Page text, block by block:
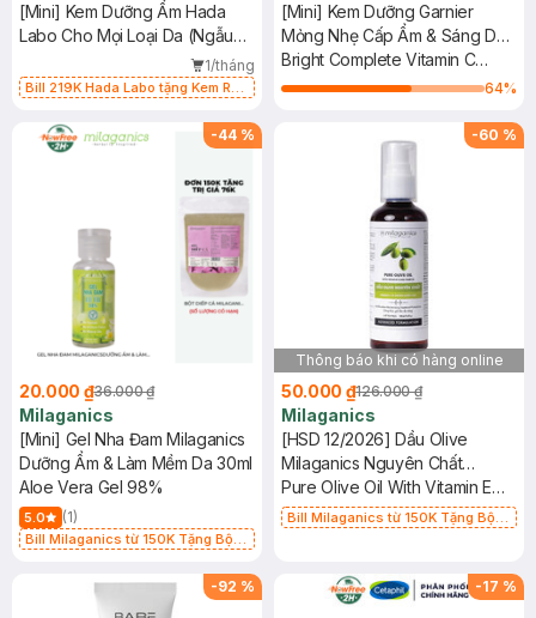
[Mini] Kem Dưỡng Ẩm Hada
Labo Cho Mọi Loại Da (Ngẫu
1/tháng
Bill 219K Hada Labo tặng Kem Rửa
[Mini] Kem Dưỡng Garnier
Mỏng Nhẹ Cấp Ẩm & Sáng Da
20ml
Bright Complete Vitamin C
Water-Gel
64%
-44 %
20.000 ₫36.000 ₫
Milaganics
[Mini] Gel Nha Đam Milaganics
Dưỡng Ẩm & Làm Mềm Da 30ml
Aloe Vera Gel 98%
5.0 (1)
Bill Milaganics từ 150K Tặng Bột
Vết Thâm 100g (SL Có Hạn)
-60 %
Thông báo khi có hàng online
50.000 ₫126.000 ₫
Milaganics
[HSD 12/2026] Dầu Olive
Milaganics Nguyên Chất
Dưỡng Da, Dưỡng Tóc 100ml
Pure Olive Oil With Vitamin E
and Parfum
Bill Milaganics từ 150K Tặng Bột
-92 % -17 %